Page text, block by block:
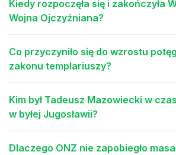
Kiedy rozpoczęła się i zakończyła
Wojna Ojczyźniana?
Co przyczyniło się do wzrostu
zakonu templariuszy?
Kim był Tadeusz Mazowiecki w
w byłej Jugosławii?
Dlaczego ONZ nie zapobiegło